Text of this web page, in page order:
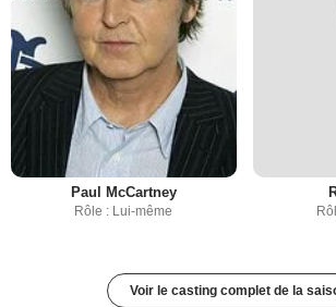
Paul McCartney
Rôle : Lui-même
Voir le casting complet de la